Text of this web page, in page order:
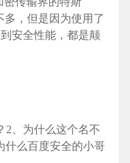
多，但是因为使用了
安全性能，都是颠
2、为什么这个名不
什么百度安全的小哥